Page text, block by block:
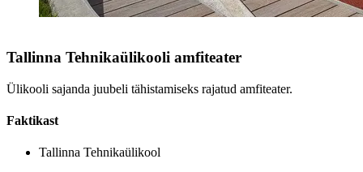
Tallinna Tehnikaülikooli amfiteater
Ülikooli sajanda juubeli tähistamiseks rajatud amfiteater.
Faktikast
Tallinna Tehnikaülikool